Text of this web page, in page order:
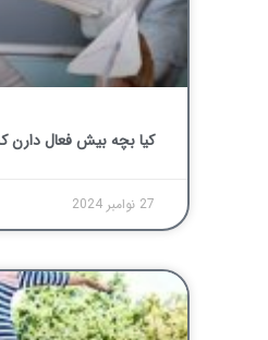
کیا بچه بیش ‌فعال دارن
27 نوامبر 2024